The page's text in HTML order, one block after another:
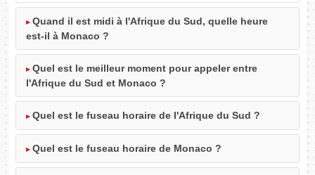
Quand il est midi à l'Afrique du Sud, quelle heure
est-il à Monaco ?
Quel est le meilleur moment pour appeler entre
l'Afrique du Sud et Monaco ?
Quel est le fuseau horaire de l'Afrique du Sud ?
Quel est le fuseau horaire de Monaco ?